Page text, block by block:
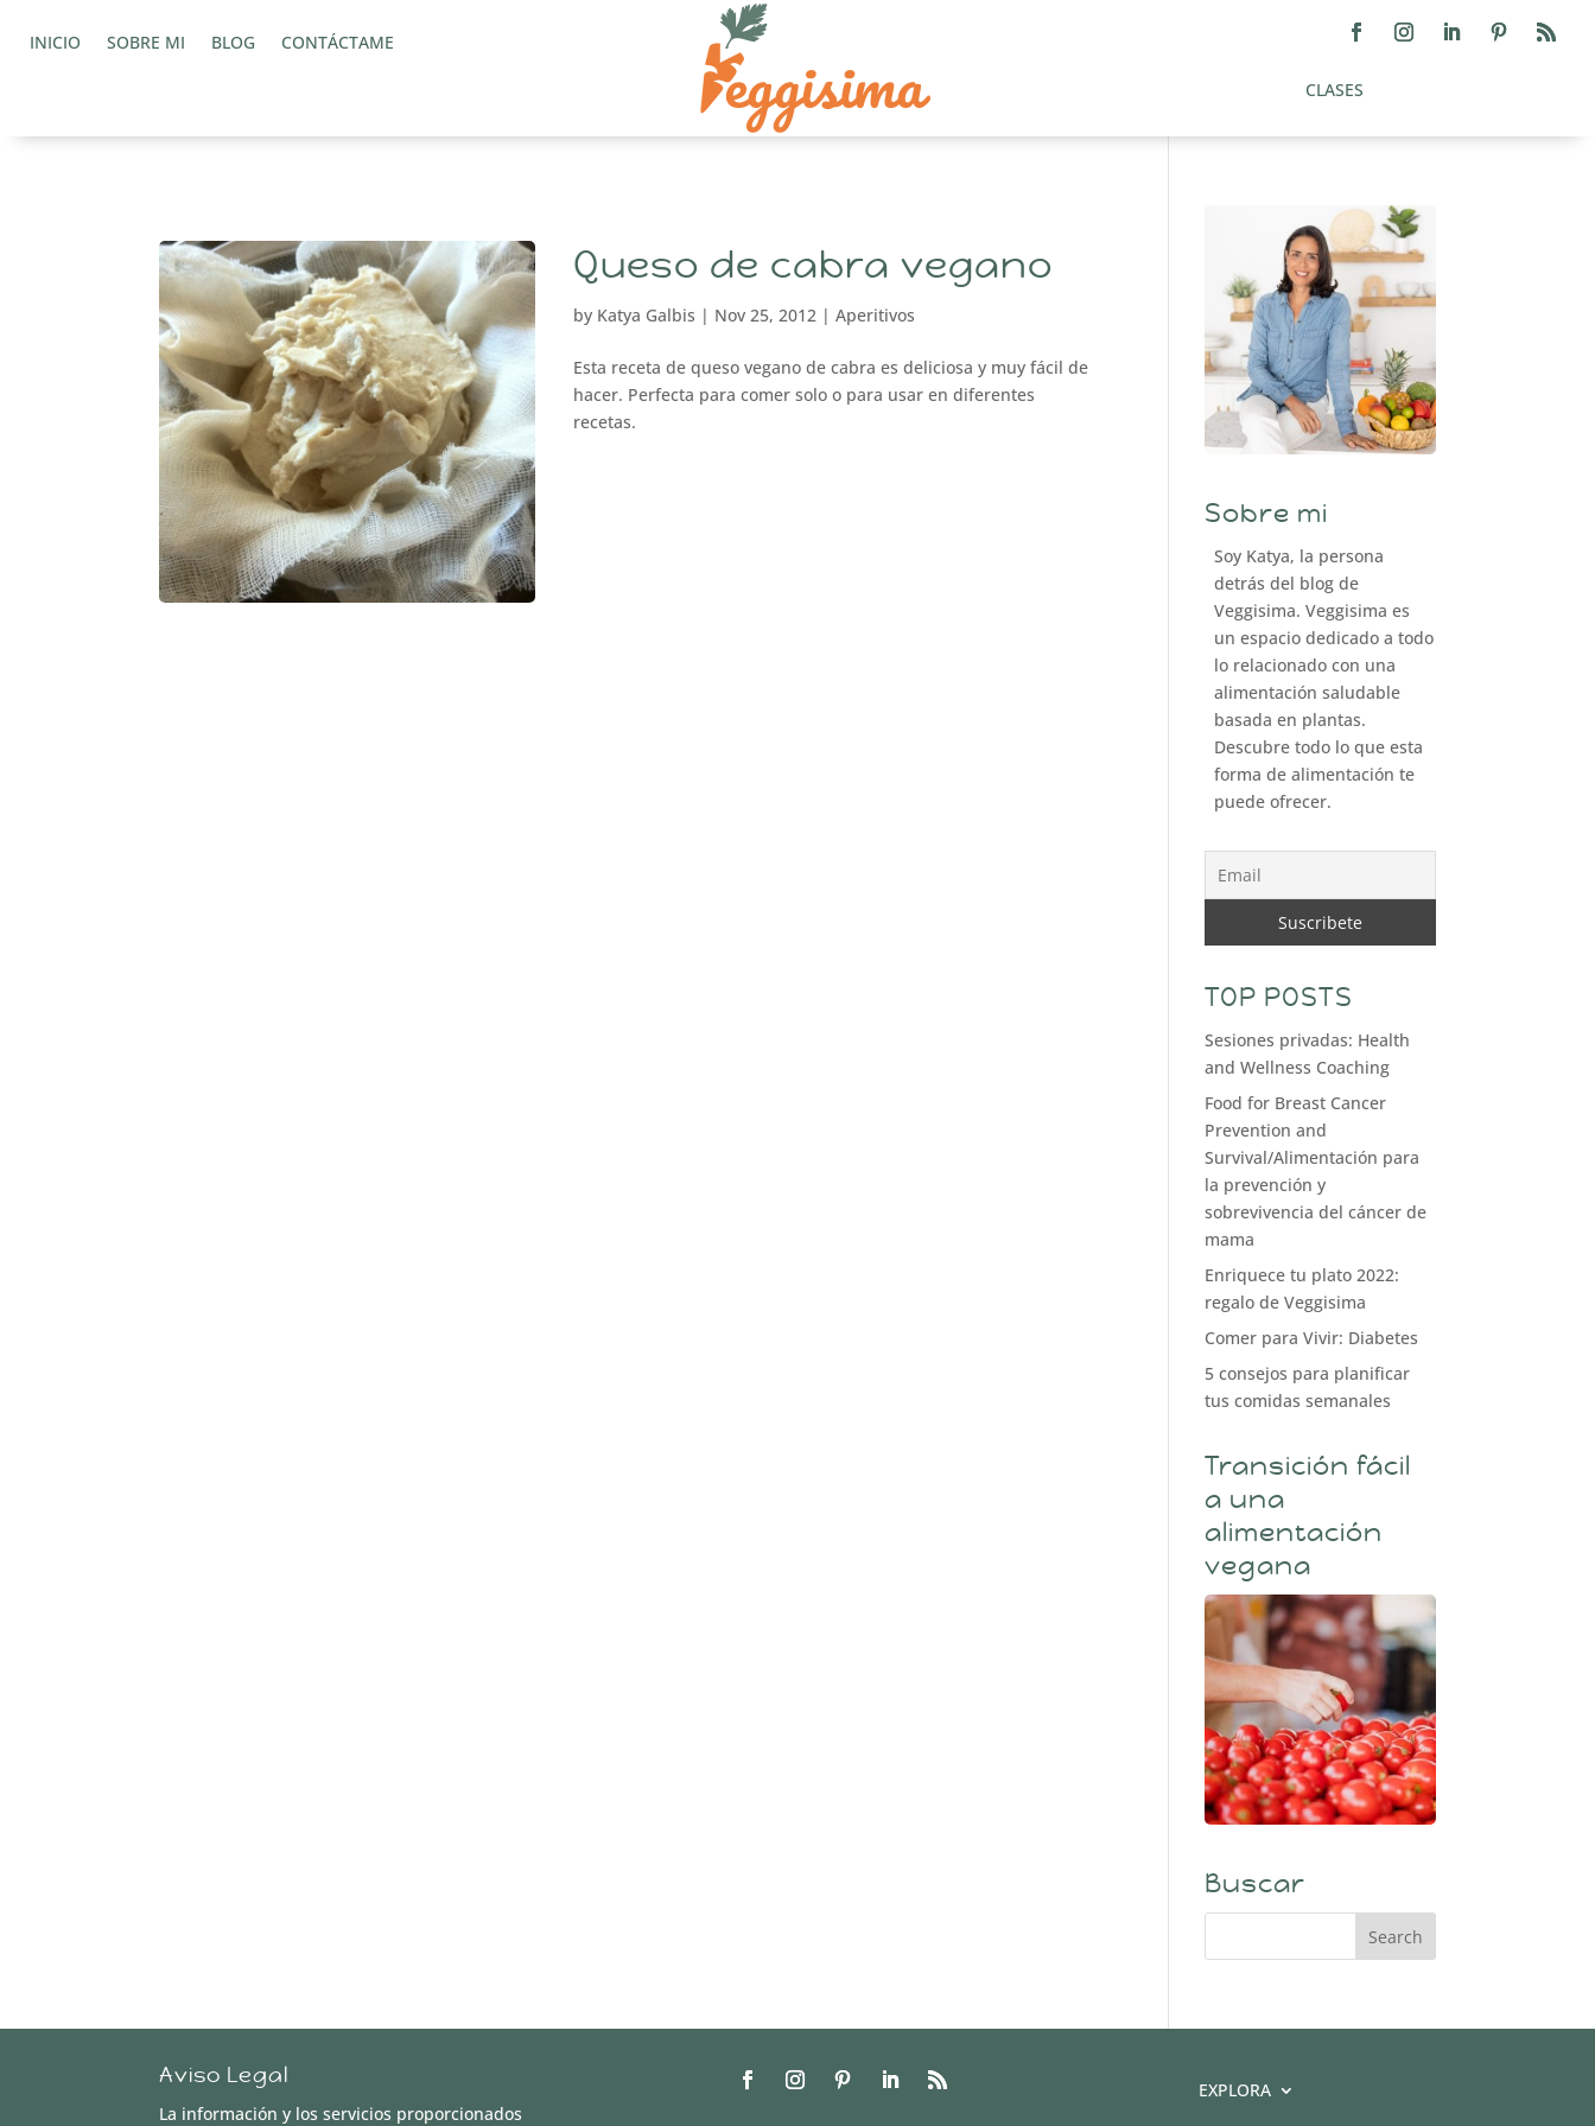
INICIO SOBRE MI BLOG CONTÁCTAME
CLASES
Queso de cabra vegano
by Katya Galbis | Nov 25, 2012| Aperitivos
Esta receta de queso vegano de cabra es deliciosa y muy fácil de
hacer. Perfecta para comer solo o para usar en diferentes
recetas.
Sobre mi
Soy Katya, la persona
detrás del blog de
Veggisima. Veggisima es
un espacio dedicado a todo
lo relacionado con una
alimentación saludable
basada en plantas.
Descubre todo lo que esta
forma de alimentación te
puede ofrecer.
TOP POSTS
Sesiones privadas: Health
and Wellness Coaching
Food for Breast Cancer
Prevention and
Survival/Alimentación para
la prevención y
sobrevivencia del cáncer de
mama
Enriquece tu plato 2022:
regalo de Veggisima
Comer para Vivir: Diabetes
5 consejos para planificar
tus comidas semanales
Transición fácil
a una
alimentación
vegana
Buscar
Aviso Legal
La información y los servicios proporcionados
EXPLORA